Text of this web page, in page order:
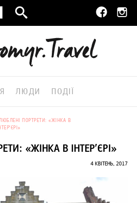
ЛЮДИ ПОДІЇ
ПОРТРЕТИ: «ЖІНКА В
«ЖІНКА В ІНТЕР’ЄРІ»
4 КВІТЕНЬ, 2017